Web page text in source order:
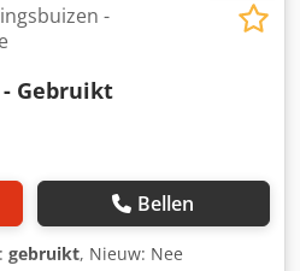
-
Gebruikt
Bellen
gebruikt, Nieuw: Nee